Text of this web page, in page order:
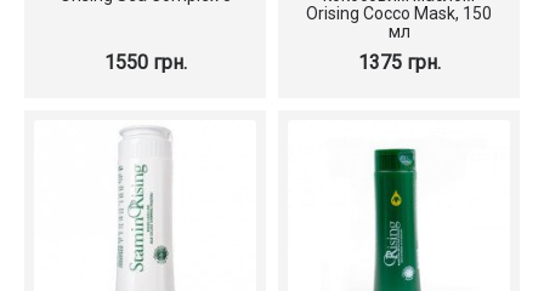
1550 грн.
Orising Cocco Mask, 150
мл
1375 грн.